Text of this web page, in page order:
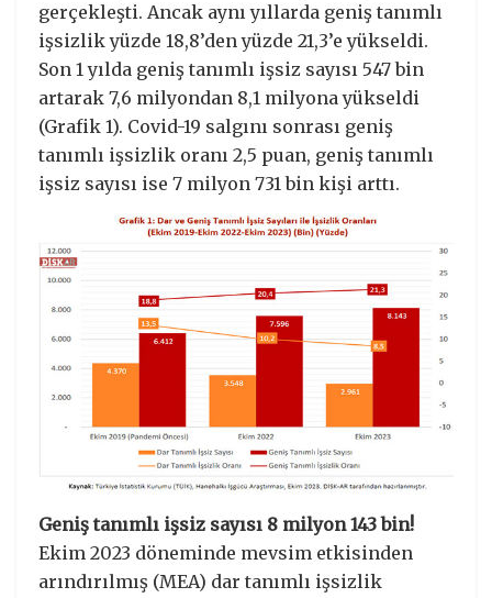
gerçekleşti. Ancak aynı yıllarda geniş tanımlı
işsizlik yüzde 18,8’den yüzde 21,3’e yükseldi.
Son 1 yılda geniş tanımlı işsiz sayısı 547 bin
artarak 7,6 milyondan 8,1 milyona yükseldi
(Grafik 1). Covid-19 salgını sonrası geniş
tanımlı işsizlik oranı 2,5 puan, geniş tanımlı
işsiz sayısı ise 7 milyon 731 bin kişi arttı.
Geniş tanımlı işsiz sayısı 8 milyon 143 bin!
Ekim 2023 döneminde mevsim etkisinden
arındırılmış (MEA) dar tanımlı işsizlik